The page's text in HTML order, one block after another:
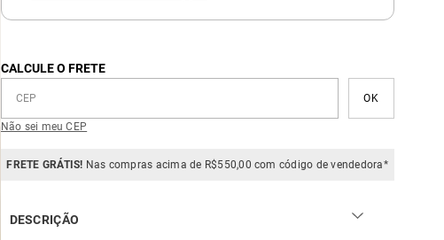
CALCULE O FRETE
Não sei meu CEP
FRETE GRÁTIS! Nas compras acima de R$550,00 com código de vendedora*
DESCRIÇÃO